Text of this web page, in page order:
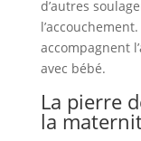
d’autres
accompagnent
avec bébé.
La pierre
la